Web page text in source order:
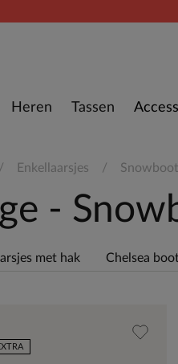
Heren Tassen
Enkellaarsjes
-
met hak Chelsea